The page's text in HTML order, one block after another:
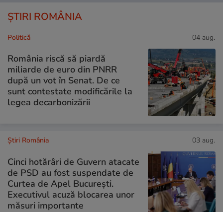
ȘTIRI ROMÂNIA
Politică 04 aug.
România riscă să piardă
miliarde de euro din PNRR
după un vot în Senat. De ce
sunt contestate modificările la
legea decarbonizării
Știri România 03 aug.
Cinci hotărâri de Guvern atacate
de PSD au fost suspendate de
Curtea de Apel București.
Executivul acuză blocarea unor
măsuri importante